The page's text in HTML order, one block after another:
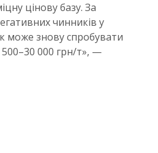
цінову базу. За
чинників у
може знову спробувати
500–30 000 грн/т», —